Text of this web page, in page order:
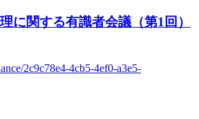
に関する有識者会議（第1回）
2c9c78e4-4cb5-4ef0-a3e5-